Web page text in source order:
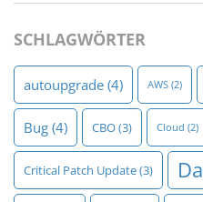
SCHLAGWÖRTER
autoupgrade (4) AWS (2)
Bug (4) CBO(3) Cloud (2)
Critical Patch Update(3)